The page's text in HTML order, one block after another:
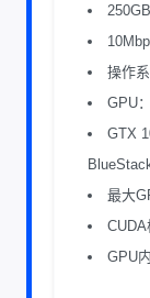
操作
GPU
GTX
最大
GPU